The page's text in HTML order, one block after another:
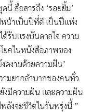
นี้ สื่อสารถึง ‘รอยยิ้ม’
หน้าเป็นปีที่ดี เป็นปีแห่ง
รับแรงบันดาลใจ ความ
ยคในหนังสือภาพของ
ดงามด้วยความฝัน’
มยากลำบากของคนทั่ว
งมีความฝัน และความฝัน
ลังจะชีวิตในวันพรุ่งนี้ ”